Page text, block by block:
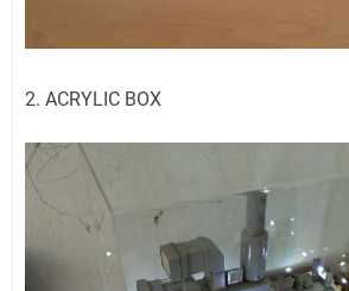
2. ACRYLIC BOX